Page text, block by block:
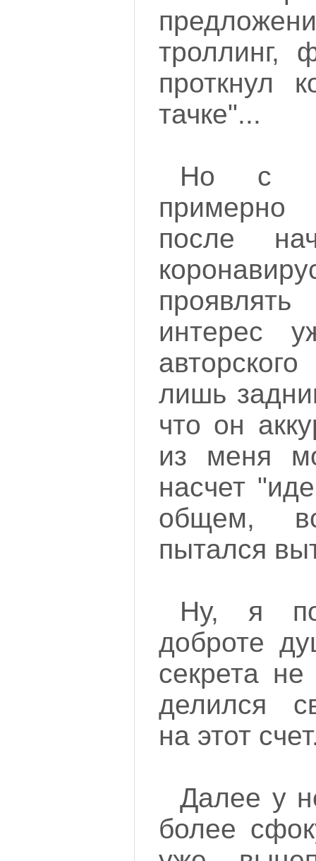
троллинг,
проткнул
тачке"...
Но с
примерно
после
интерес
лишь
что он
из меня
насчет
общем,
пытался
Ну, я
доброте
секрета
делился
на этот
Далее у
более